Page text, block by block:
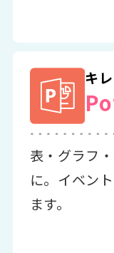
キ
表・グラフ
に。イベン
ます。